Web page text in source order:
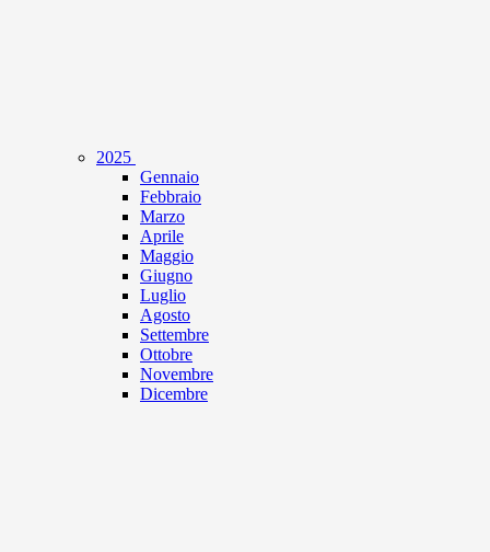
2025
Gennaio
Febbraio
Marzo
Aprile
Maggio
Giugno
Luglio
Agosto
Settembre
Ottobre
Novembre
Dicembre